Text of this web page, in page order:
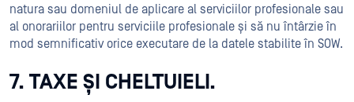
natura sau domeniul de aplicare al serviciilor profesionale sau
al onorariilor pentru serviciile profesionale și să nu întârzie în
mod semnificativ orice executare de la datele stabilite în SOW.
7. TAXE ȘI CHELTUIELI.